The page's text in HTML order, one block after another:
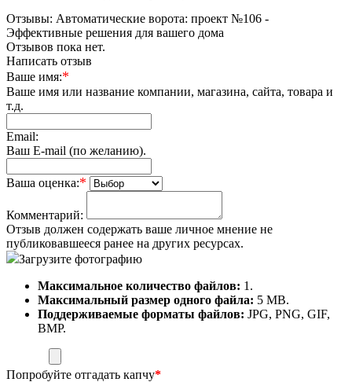
Отзывы: Автоматические ворота: проект №106 -
Эффективные решения для вашего дома
Отзывов пока нет.
Написать отзыв
Ваше имя:*
Ваше имя или название компании, магазина, сайта, товара и
т.д.
Email:
Ваш E-mail (по желанию).
Ваша оценка:*
Комментарий:
Отзыв должен содержать ваше личное мнение не
публиковавшееся ранее на других ресурсах.
Загрузите фотографию
Максимальное количество файлов: 1.
Максимальный размер одного файла: 5 MB.
Поддерживаемые форматы файлов: JPG, PNG, GIF,
BMP.
Попробуйте отгадать капчу*